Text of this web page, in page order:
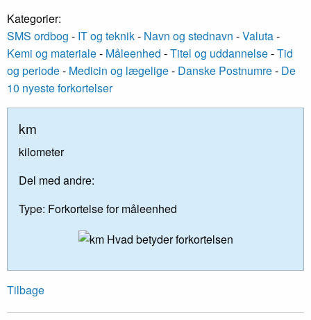
Kategorier:
SMS ordbog - IT og teknik- Navn og stednavn -Valuta-
Kemi og materiale- Måleenhed -Titel og uddannelse-Tid
og periode- Medicin og lægelige- Danske Postnumre- De
10 nyeste forkortelser
km
kilometer
Del med andre:
Type: Forkortelse for måleenhed
Tilbage